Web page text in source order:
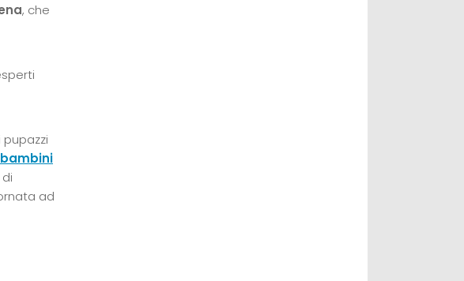
, che
ad